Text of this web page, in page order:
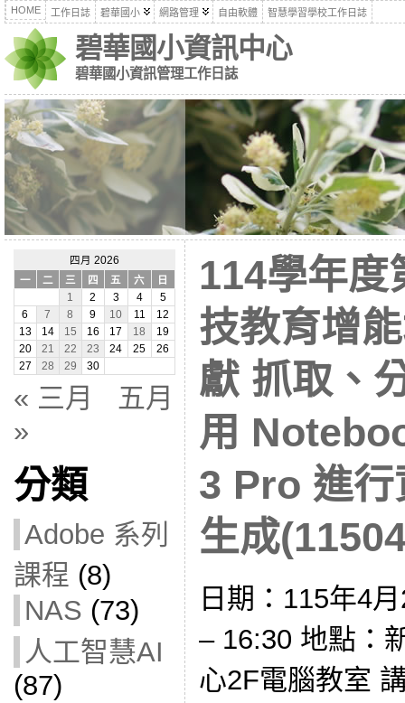
HOME 工作日誌 碧華國小 網路管理 自由軟體 智慧學習學校工作日誌
碧華國小資訊中心
碧華國小資訊管理工作日誌
四月 2026
一
二 三 四 五 六
日
1
2 3 4
5
6
7 8 9 10 11
12
13
14 15 16 17 18
19
20
21 22 23 24 25
26
27
28 29 30
« 三月
五月
»
分類
Adobe 系列
課程 (8)
NAS (73)
人工智慧AI
(87)
114學年度
技教育增
獻 抓取、
用
3 Pro 進行
生成
日期：115年4
– 16:30 地點：
心2F電腦教室